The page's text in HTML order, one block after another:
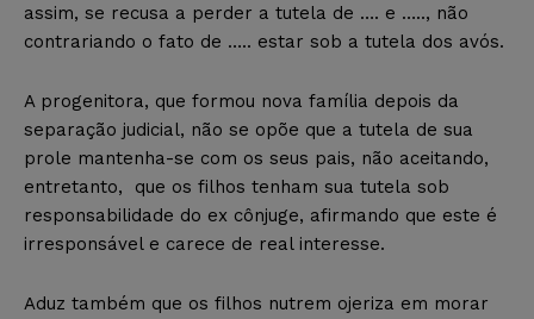
assim, se recusa a perder a tutela de …. e ….., não
contrariando o fato de ….. estar sob a tutela dos avós.
A progenitora, que formou nova família depois da
separação judicial, não se opõe que a tutela de sua
prole mantenha-se com os seus pais, não aceitando,
entretanto, que os filhos tenham sua tutela sob
responsabilidade do ex cônjuge, afirmando que este é
irresponsável e carece de real interesse.
Aduz também que os filhos nutrem ojeriza em morar